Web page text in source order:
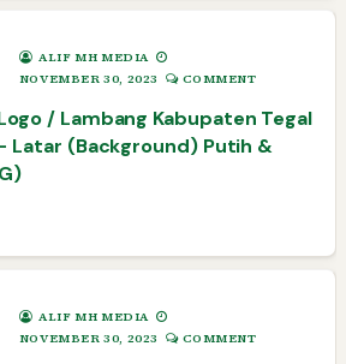
ALIF MH MEDIA
NOVEMBER 30, 2023
COMMENT
/ Lambang Kabupaten Tegal
Latar (Background) Putih &
ALIF MH MEDIA
NOVEMBER 30, 2023
COMMENT